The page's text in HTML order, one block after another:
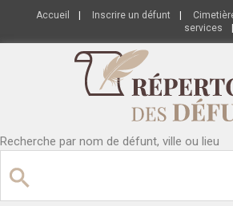
Accueil Inscrire un défunt
services
Recherche par nom de défunt, ville ou lieu